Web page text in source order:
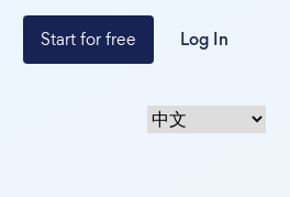
Start for free Log In